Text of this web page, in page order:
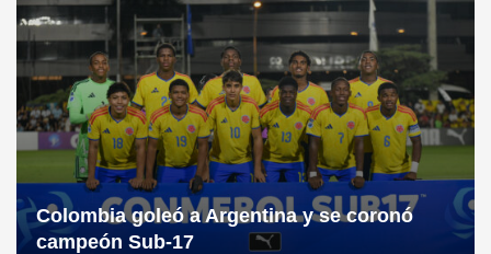
Colombia goleó a Argentina y se coronó
campeón Sub-17